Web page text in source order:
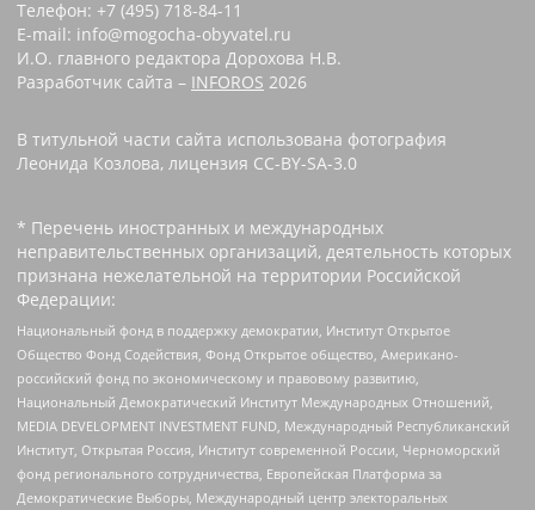
Телефон: +7 (495) 718-84-11
E-mail: info@mogocha-obyvatel.ru
И.О. главного редактора Дорохова Н.В.
Разработчик сайта – INFOROS 2026
В титульной части сайта использована фотография
Леонида Козлова, лицензия CC-BY-SA-3.0
* Перечень иностранных и международных
неправительственных организаций, деятельность которых
признана нежелательной на территории Российской
Федерации:
Национальный фонд в поддержку демократии, Институт Открытое
Общество Фонд Содействия, Фонд Открытое общество, Американо-
российский фонд по экономическому и правовому развитию,
Национальный Демократический Институт Международных Отношений,
MEDIA DEVELOPMENT INVESTMENT FUND, Международный Республиканский
Институт, Открытая Россия, Институт современной России, Черноморский
фонд регионального сотрудничества, Европейская Платформа за
Демократические Выборы, Международный центр электоральных